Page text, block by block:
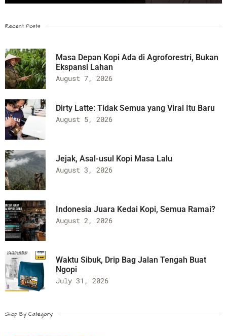
Recent Posts
Masa Depan Kopi Ada di Agroforestri, Bukan
Ekspansi Lahan
August 7, 2026
Dirty Latte: Tidak Semua yang Viral Itu Baru
August 5, 2026
Jejak, Asal-usul Kopi Masa Lalu
August 3, 2026
Indonesia Juara Kedai Kopi, Semua Ramai?
August 2, 2026
Waktu Sibuk, Drip Bag Jalan Tengah Buat
Ngopi
July 31, 2026
Shop By Category